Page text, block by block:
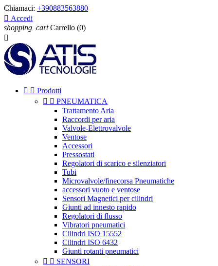
Chiamaci: +390883563880
 Accedi
shopping_cart Carrello (0)

  Prodotti
  PNEUMATICA
Trattamento Aria
Raccordi per aria
Valvole-Elettrovalvole
Ventose
Accessori
Pressostati
Regolatori di scarico e silenziatori
Tubi
Microvalvole/finecorsa Pneumatiche
accessori vuoto e ventose
Sensori Magnetici per cilindri
Giunti ad innesto rapido
Regolatori di flusso
Vibratori pneumatici
Cilindri ISO 15552
Cilindri ISO 6432
Giunti rotanti pneumatici
  SENSORI